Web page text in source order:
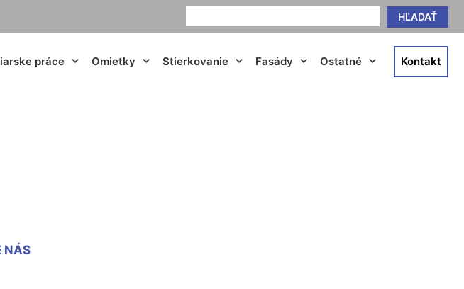
HĽADAŤ
práce Omietky Stierkovanie Fasády Ostatné Kontakt
NÁS